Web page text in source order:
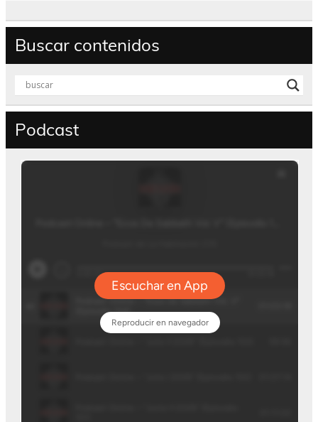
Buscar contenidos
Podcast